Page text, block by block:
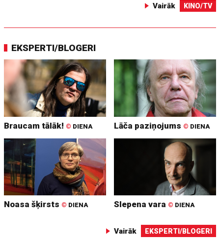
Vairāk KINO/TV
EKSPERTI/BLOGERI
Braucam tālāk! © DIENA Lāča paziņojums © DIENA
Noasa šķirsts © DIENA Slepena vara © DIENA
Vairāk EKSPERTI/BLOGERI